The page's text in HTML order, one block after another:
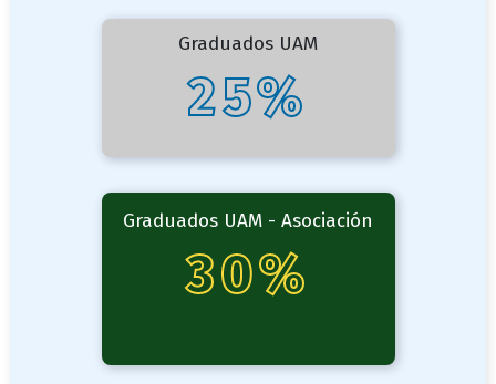
Graduados UAM
25%
Graduados UAM - Asociación
30%